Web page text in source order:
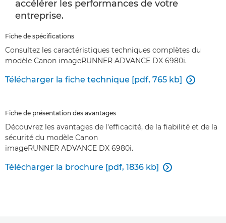
accélérer les performances de votre
entreprise.
Fiche de spécifications
Consultez les caractéristiques techniques complètes du
modèle Canon imageRUNNER ADVANCE DX 6980i.
Télécharger la fiche technique [pdf, 765 kb] 
Fiche de présentation des avantages
Découvrez les avantages de l'efficacité, de la fiabilité et de la
sécurité du modèle Canon
imageRUNNER ADVANCE DX 6980i.
Télécharger la brochure [pdf, 1836 kb] 